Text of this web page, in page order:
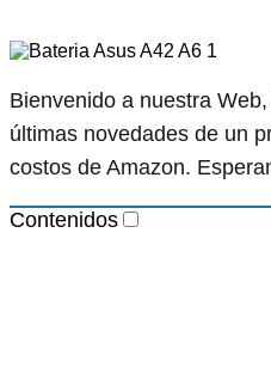
Bienvenido a nuestra
últimas novedades de un
costos de Amazon.
Contenidos